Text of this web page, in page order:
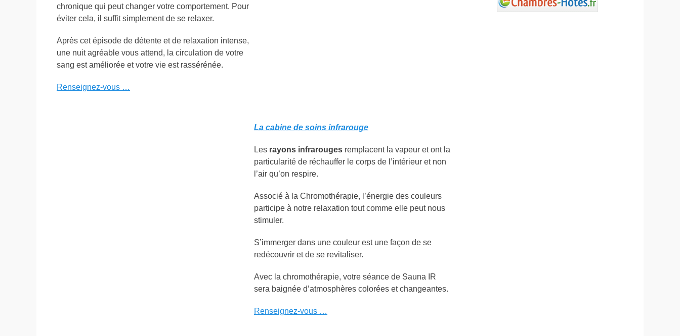
chronique qui peut changer votre comportement. Pour
éviter cela, il suffit simplement de se relaxer.
Après cet épisode de détente et de relaxation intense,
une nuit agréable vous attend, la circulation de votre
sang est améliorée et votre vie est rassérénée.
Renseignez-vous …
La cabine de soins infrarouge
Les rayons infrarouges remplacent la vapeur et ont la
particularité de réchauffer le corps de l’intérieur et non
l’air qu’on respire.
Associé à la Chromothérapie, l’énergie des couleurs
participe à notre relaxation tout comme elle peut nous
stimuler.
S’immerger dans une couleur est une façon de se
redécouvrir et de se revitaliser.
Avec la chromothérapie, votre séance de Sauna IR
sera baignée d’atmosphères colorées et changeantes.
Renseignez-vous …